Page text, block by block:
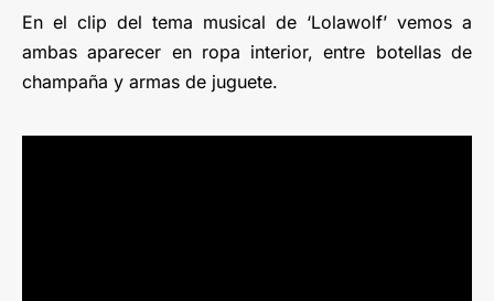
En el clip del tema musical de ‘Lolawolf’ vemos a
ambas aparecer en ropa interior, entre botellas de
champaña y armas de juguete.